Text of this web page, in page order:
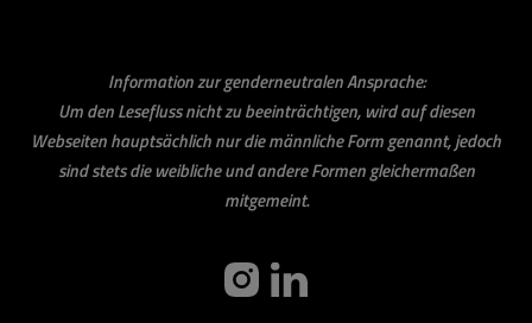
Information zur genderneutralen Ansprache:
Um den Lesefluss nicht zu beeinträchtigen, wird auf diesen
Webseiten hauptsächlich nur die männliche Form genannt, jedoch
sind stets die weibliche und andere Formen gleichermaßen
mitgemeint.
instagram